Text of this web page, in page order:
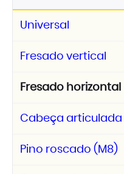
Universal
Fresado vertical
Fresado horizontal
Cabeça articulada
Pino roscado (M8)